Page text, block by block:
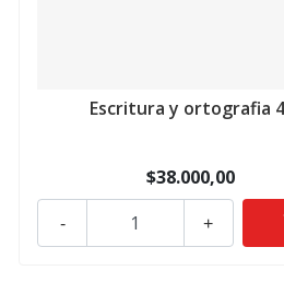
Escritura y ortografia
$38.000,00
+
-